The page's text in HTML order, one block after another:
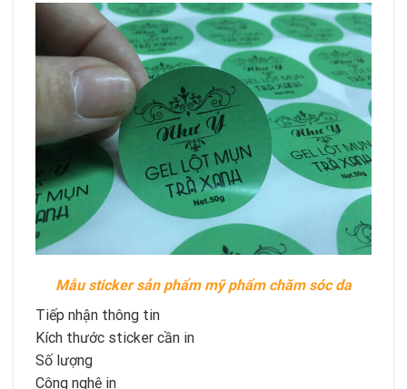
Mẫu sticker sản phẩm mỹ phẩm chăm sóc da
Tiếp nhận thông tin
Kích thước sticker cần in
Số lượng
Công nghệ in